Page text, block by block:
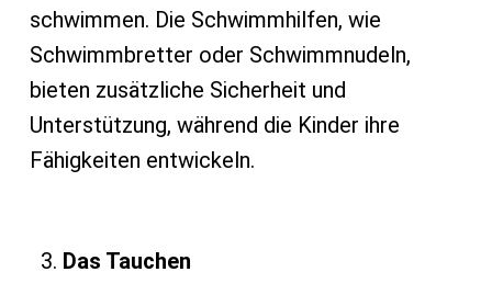
schwimmen. Die Schwimmhilfen, wie
Schwimmbretter oder Schwimmnudeln,
bieten zusätzliche Sicherheit und
Unterstützung, während die Kinder ihre
Fähigkeiten entwickeln.
Das Tauchen